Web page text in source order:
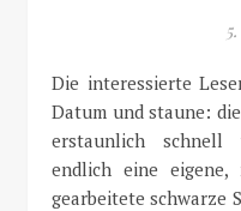
Die interessierte Leserin werfe einen Blick auf das
Datum und staune:
erstaunlich schnell
endlich eine eigene,
gearbeitete schwarze